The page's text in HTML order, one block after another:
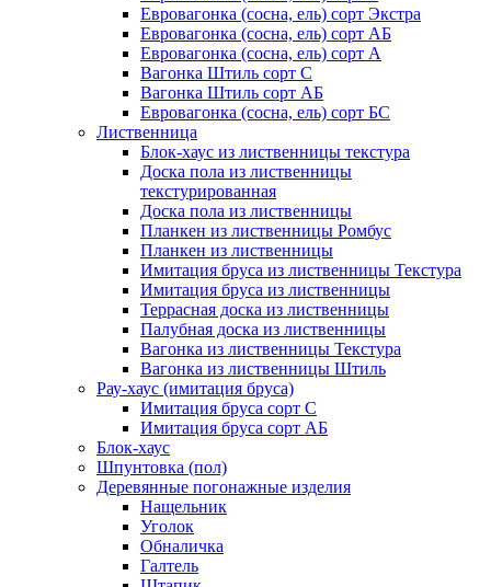
Евровагонка (сосна, ель) сорт Экстра
Евровагонка (сосна, ель) сорт АБ
Евровагонка (сосна, ель) сорт А
Вагонка Штиль сорт С
Вагонка Штиль сорт АБ
Евровагонка (сосна, ель) сорт БС
Лиственница
Блок-хаус из лиственницы текстура
Доска пола из лиственницы
текстурированная
Доска пола из лиственницы
Планкен из лиственницы Ромбус
Планкен из лиственницы
Имитация бруса из лиственницы Текстура
Имитация бруса из лиственницы
Террасная доска из лиственницы
Палубная доска из лиственницы
Вагонка из лиственницы Текстура
Вагонка из лиственницы Штиль
Рау-хаус (имитация бруса)
Имитация бруса сорт С
Имитация бруса сорт АБ
Блок-хаус
Шпунтовка (пол)
Деревянные погонажные изделия
Нащельник
Уголок
Обналичка
Галтель